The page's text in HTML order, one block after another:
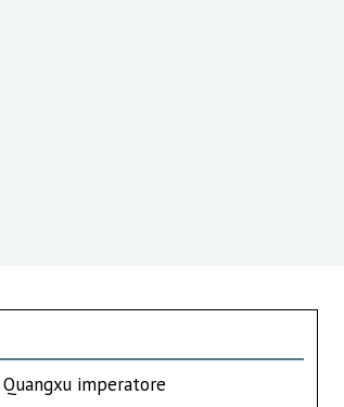
Quangxu imperatore